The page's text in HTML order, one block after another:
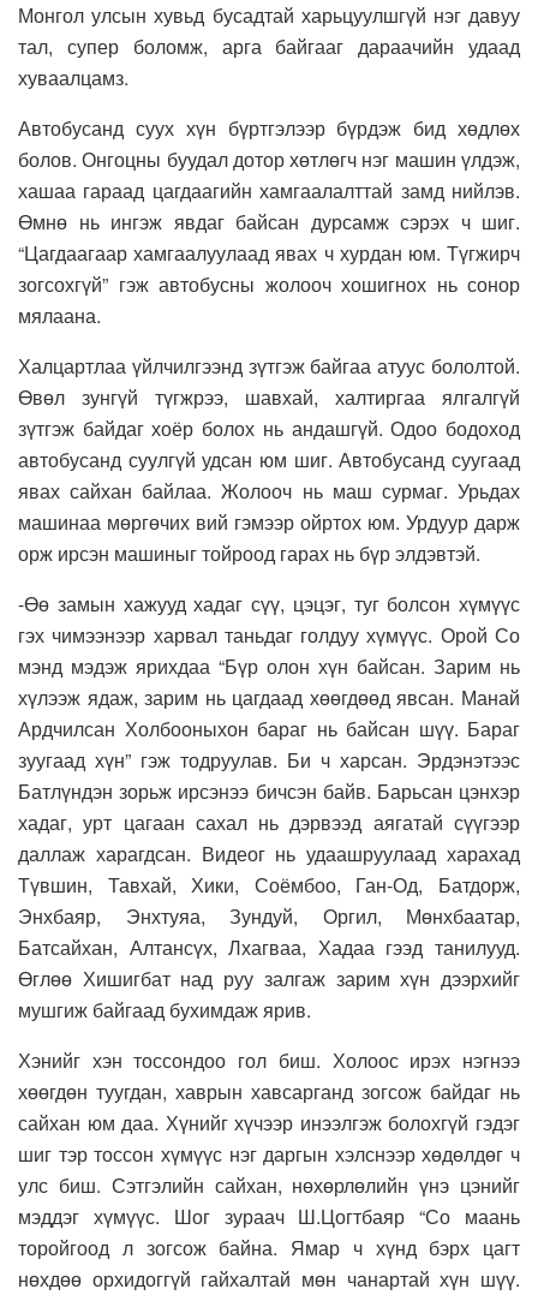
Монгол улсын хувьд бусадтай харьцуулшгүй нэг давуу
тал, супер боломж, арга байгааг дараачийн удаад
хуваалцамз.
Автобусанд суух хүн бүртгэлээр бүрдэж бид хөдлөх
болов. Онгоцны буудал дотор хөтлөгч нэг машин үлдэж,
хашаа гараад цагдаагийн хамгаалалттай замд нийлэв.
Өмнө нь ингэж явдаг байсан дурсамж сэрэх ч шиг.
“Цагдаагаар хамгаалуулаад явах ч хурдан юм. Түгжирч
зогсохгүй” гэж автобусны жолооч хошигнох нь сонор
мялаана.
Халцартлаа үйлчилгээнд зүтгэж байгаа атуус бололтой.
Өвөл зунгүй түгжрээ, шавхай, халтиргаа ялгалгүй
зүтгэж байдаг хоёр болох нь андашгүй. Одоо бодоход
автобусанд суулгүй удсан юм шиг. Автобусанд суугаад
явах сайхан байлаа. Жолооч нь маш сурмаг. Урьдах
машинаа мөргөчих вий гэмээр ойртох юм. Урдуур дарж
орж ирсэн машиныг тойроод гарах нь бүр элдэвтэй.
-Өө замын хажууд хадаг сүү, цэцэг, туг болсон хүмүүс
гэх чимээнээр харвал таньдаг голдуу хүмүүс. Орой Со
мэнд мэдэж ярихдаа “Бүр олон хүн байсан. Зарим нь
хүлээж ядаж, зарим нь цагдаад хөөгдөөд явсан. Манай
Ардчилсан Холбооныхон бараг нь байсан шүү. Бараг
зуугаад хүн” гэж тодруулав. Би ч харсан. Эрдэнэтээс
Батлүндэн зорьж ирсэнээ бичсэн байв. Барьсан цэнхэр
хадаг, урт цагаан сахал нь дэрвээд аягатай сүүгээр
даллаж харагдсан. Видеог нь удаашруулаад харахад
Түвшин, Тавхай, Хики, Соёмбоо, Ган-Од, Батдорж,
Энхбаяр, Энхтуяа, Зундуй, Оргил, Мөнхбаатар,
Батсайхан, Алтансүх, Лхагваа, Хадаа гээд танилууд.
Өглөө Хишигбат над руу залгаж зарим хүн дээрхийг
мушгиж байгаад бухимдаж ярив.
Хэнийг хэн тоссондоо гол биш. Холоос ирэх нэгнээ
хөөгдөн туугдан, хаврын хавсарганд зогсож байдаг нь
сайхан юм даа. Хүнийг хүчээр инээлгэж болохгүй гэдэг
шиг тэр тоссон хүмүүс нэг даргын хэлснээр хөдөлдөг ч
улс биш. Сэтгэлийн сайхан, нөхөрлөлийн үнэ цэнийг
мэддэг хүмүүс. Шог зураач Ш.Цогтбаяр “Со маань
торойгоод л зогсож байна. Ямар ч хүнд бэрх цагт
нөхдөө орхидоггүй гайхалтай мөн чанартай хүн шүү.